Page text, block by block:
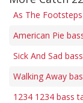
As The
American Pie
Sick And Sad
Walking Away
1234 1234 bass